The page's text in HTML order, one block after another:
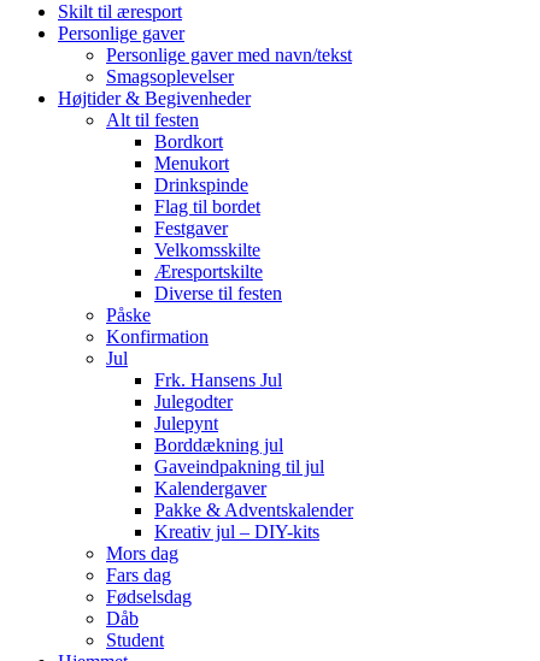
Skilt til æresport
Personlige gaver
Personlige gaver med navn/tekst
Smagsoplevelser
Højtider & Begivenheder
Alt til festen
Bordkort
Menukort
Drinkspinde
Flag til bordet
Festgaver
Velkomsskilte
Æresportskilte
Diverse til festen
Påske
Konfirmation
Jul
Frk. Hansens Jul
Julegodter
Julepynt
Borddækning jul
Gaveindpakning til jul
Kalendergaver
Pakke & Adventskalender
Kreativ jul – DIY-kits
Mors dag
Fars dag
Fødselsdag
Dåb
Student